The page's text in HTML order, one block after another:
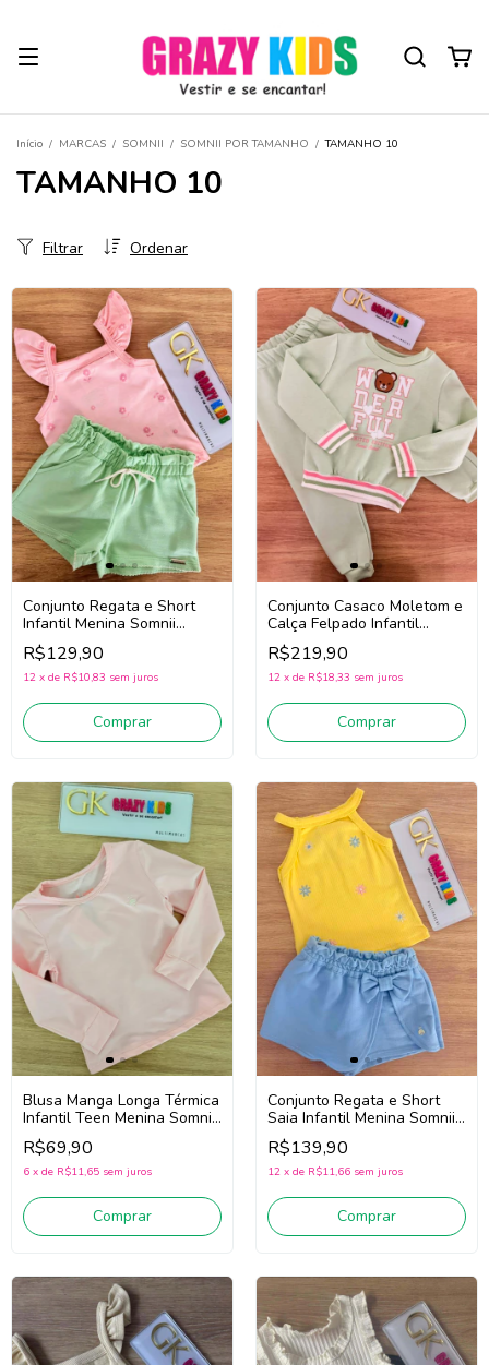
Início / MARCAS / SOMNII / SOMNII POR TAMANHO / TAMANHO 10
TAMANHO 10
Ordenar
Filtrar
Conjunto Regata e Short
Infantil Menina Somnii
3263069 (Rosa/Verde)
R$129,90
12 x de R$10,83 sem juros
Comprar
Conjunto Casaco Moletom e
Calça Felpado Infantil
Menina Somnii 3261061
(Verde)
R$219,90
12 x de R$18,33 sem juros
Comprar
Blusa Manga Longa Térmica
Infantil Teen Menina Somnii
4261012 (Rosa)
R$69,90
6 x de R$11,65 sem juros
Comprar
Conjunto Regata e Short
Saia Infantil Menina Somnii
3263071 (Amarelo/Azul)
R$139,90
12 x de R$11,66 sem juros
Comprar